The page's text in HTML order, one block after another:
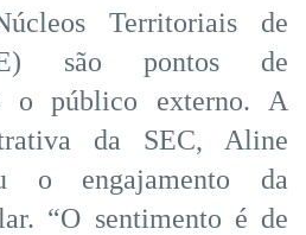
Territoriais de
são pontos de
o público externo. A
da SEC, Aline
o engajamento da
“O sentimento é de